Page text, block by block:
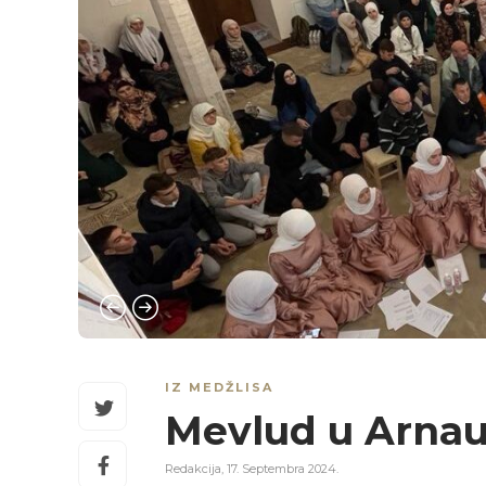
IZ MEDŽLISA
Mevlud u
Redakcija, 17. Septembra 2024.